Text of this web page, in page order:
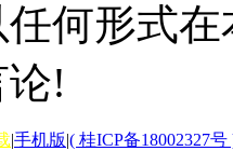
何形式
!
|手机版|( 桂ICP备18002327号